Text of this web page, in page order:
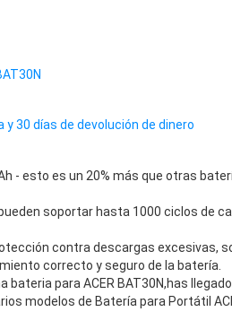
30 días de devolución de dinero
- esto es un 20% más que otras
soportar hasta 1000 ciclos de
contra descargas excesivas,
correcto y seguro de la batería.
para ACER BAT30N,has
modelos de Batería para Portátil